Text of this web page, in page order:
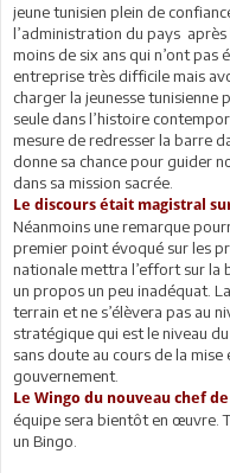
jeune tunisien plein de
l’administration du pays après
moins de six ans qui n’ont pas
entreprise très difficile mais
charger la jeunesse tunisienne
seule dans l’histoire
mesure de redresser la barre
donne sa chance pour guider
dans sa mission sacrée.
Le discours était magistral
Néanmoins une remarque
premier point évoqué sur les
nationale mettra l’effort sur la
un propos un peu inadéquat.
terrain et ne s’élèvera pas au
stratégique qui est le niveau
sans doute au cours de la
gouvernement.
Le Wingo du nouveau chef
équipe sera bientôt en œuvre.
un Bingo.